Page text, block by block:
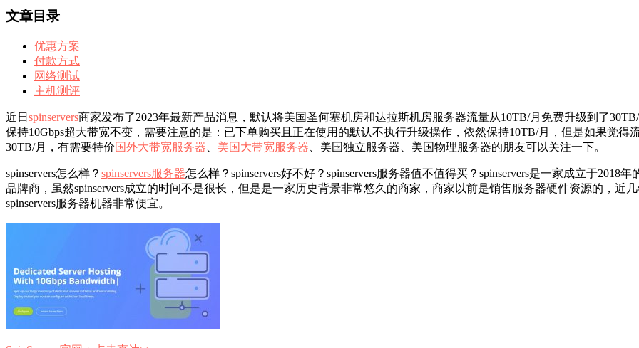
文章目录
优惠方案
付款方式
网络测试
主机测评
近日 spinservers商家发布了2023年最新产品消息，默认将美国圣何塞机房和达拉斯机房服务器流量从10TB/月免费升级到了
保持10Gbps超大带宽不变，需要注意的是：已下单购买且正在使用的默认不执行升级操作，依然保持10TB/月，但是如果觉
30TB/月，有需要特价国外大带宽服务器 美国大带宽服务器 、美国独立服务器、美国物理服务器的朋友可以关注一下。
spinservers怎么样？ spinservers服务器怎么样？spinservers好不好？spinservers服务器值不值得买？spinservers是一家成立于
品牌商，虽然spinservers成立的时间不是很长，但是是一家历史背景非常悠久的商家，商家以前是销售服务器硬件资源的，近
spinservers服务器机器非常便宜。